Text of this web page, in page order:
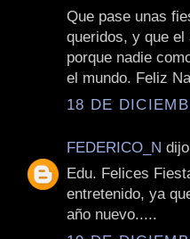
Que pase unas
queridos, y que el
porque nadie
el mundo. Feliz
18 DE
FEDERICO_N
Edu. Felices
entretenido, ya
año nuevo.....